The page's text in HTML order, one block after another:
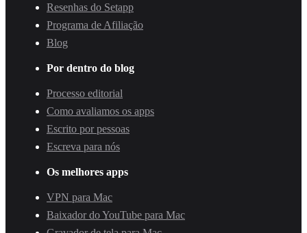
Resenhas do Setapp
Programa de Afiliação
Blog
Por dentro do blog
Processo editorial
Como avaliamos os apps
Escrito por pessoas
Escreva para nós
Os melhores apps
VPN para Mac
Baixador do YouTube para Mac